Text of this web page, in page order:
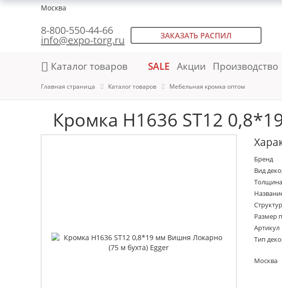
Москва
8-800-550-44-66
info@expo-torg.ru ЗАКАЗАТЬ РАСПИЛ
Каталог товаров SALE Акции Производство
Главная страница Каталог товаров Мебельная кромка оптом
Кромка H1636 ST12
Бренд
Вид
Толщина
Размер
Артикул
Тип
Москва